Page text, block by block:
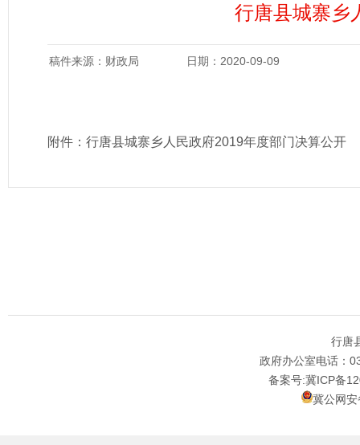
行唐县城寨乡
稿件来源：财政局 日期：2020-09-09
附件： 行唐县城寨乡人民政府2019年度部门决算公开